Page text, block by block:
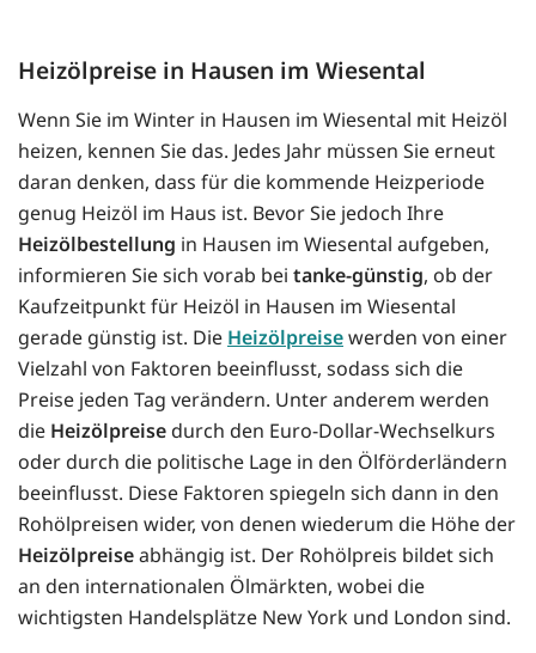
Heizölpreise in Hausen im Wiesental
Wenn Sie im Winter in Hausen im Wiesental mit Heizöl
heizen, kennen Sie das. Jedes Jahr müssen Sie erneut
daran denken, dass für die kommende Heizperiode
genug Heizöl im Haus ist. Bevor Sie jedoch Ihre
Heizölbestellung in Hausen im Wiesental aufgeben,
informieren Sie sich vorab bei tanke-günstig, ob der
Kaufzeitpunkt für Heizöl in Hausen im Wiesental
gerade günstig ist. Die Heizölpreisewerden von einer
Vielzahl von Faktoren beeinflusst, sodass sich die
Preise jeden Tag verändern. Unter anderem werden
die Heizölpreise durch den Euro-Dollar-Wechselkurs
oder durch die politische Lage in den Ölförderländern
beeinflusst. Diese Faktoren spiegeln sich dann in den
Rohölpreisen wider, von denen wiederum die Höhe der
Heizölpreiseabhängig ist. Der Rohölpreis bildet sich
an den internationalen Ölmärkten, wobei die
wichtigsten Handelsplätze New York und London sind.